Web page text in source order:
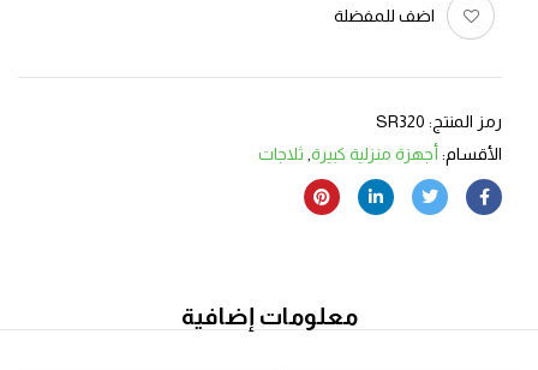
اضف للمفضلة
رمز المنتج: SR320
الأقسام: أجهزة منزلية كبيرة ثلاجات
معلومات إضافية